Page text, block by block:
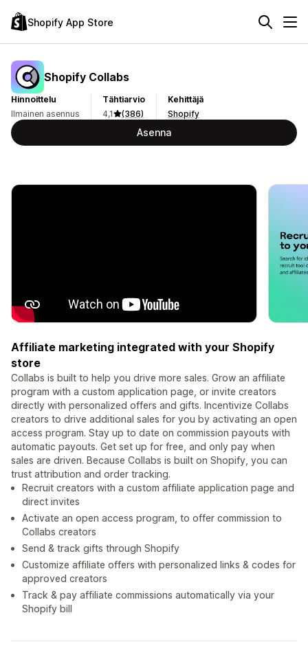
Shopify App Store
Shopify Collabs
Hinnoittelu
Ilmainen asennus
Tähtiarvio
4,1
(386)
Kehittäjä
Shopify
Asenna
Affiliate marketing integrated with your Shopify
store
Collabs is built to help you drive more sales. Grow an affiliate
program with a custom application page, or invite creators
directly with personalized offers and gifts. Incentivize Collabs
creators to drive additional sales for you by activating an open
access program. Stay up to date on commission payouts with
automatic payouts. Get set up for free, and only pay when
sales are driven. Because Collabs is built on Shopify, you can
trust attribution and order tracking.
Recruit creators with a custom affiliate application page and
direct invites
Activate an open access program, to offer commission to
Collabs creators
Send & track gifts through Shopify
Customize affiliate offers with personalized links & codes for
approved creators
Track & pay affiliate commissions automatically via your
Shopify bill